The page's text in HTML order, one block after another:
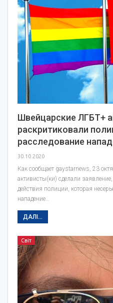
Швейцарские ЛГБТ+
раскритиковали
расследование
30.10.2020
Как сообщает gaystarnews, 23
активисты(ки) сделали
действия полиции, которая
нападение…
ДАЛІ...
Світ